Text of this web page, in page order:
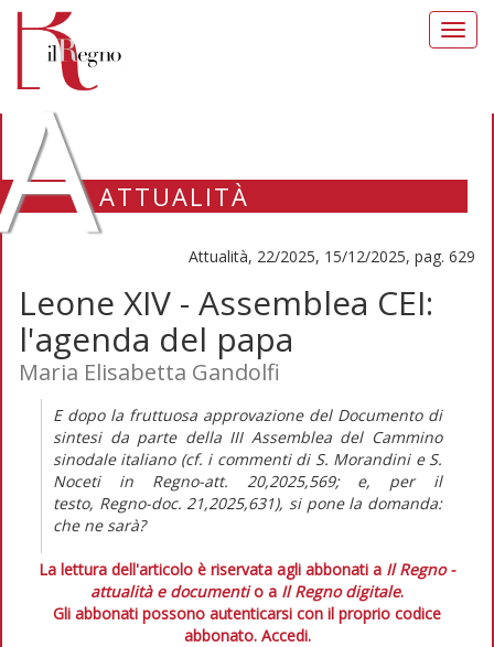
ATTUALITÀ
Attualità, 22/2025, 15/12/2025, pag. 629
Leone XIV - Assemblea CEI:
l'agenda del papa
Maria Elisabetta Gandolfi
E dopo la fruttuosa approvazione del Documento di
sintesida parte della III Assemblea del Cammino
sinodale italiano (cf. i commenti di S. Morandini e S.
Noceti in Regno-att. 20,2025,569; e, per il
testo, Regno-doc. 21,2025,631), si pone la domanda:
che ne sarà?
La lettura dell'articolo è riservata agli abbonati a Il Regno -
attualità e documentio a Il Regno digitale.
Gli abbonati possono autenticarsi con il proprio codice
abbonato. Accedi.